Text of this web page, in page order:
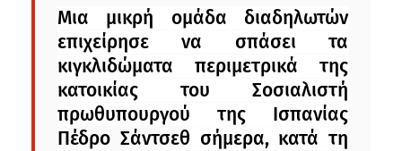
Μια μικρή ομάδα διαδηλωτών
επιχείρησε να σπάσει τα
κιγκλιδώματα περιμετρικά της
κατοικίας του Σοσιαλιστή
πρωθυπουργού της Ισπανίας
Πέδρο Σάντσεθ σήμερα, κατά τη